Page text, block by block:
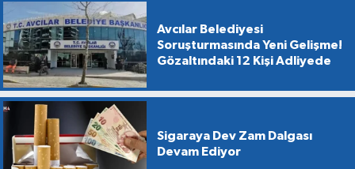
Avcılar Belediyesi
Soruşturmasında Yeni Gelişme!
Gözaltındaki 12 Kişi Adliyede
Sigaraya Dev Zam Dalgası
Devam Ediyor